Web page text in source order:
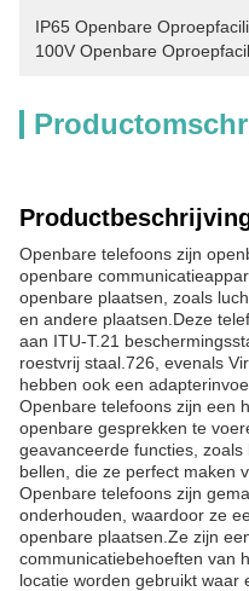
IP65 Openbare
100V Openbare
Openbare telefoons zijn
openbare
openbare plaatsen, zoals
en andere plaatsen.Deze
aan ITU-T.21
roestvrij staal.726, evenals
hebben ook een
Openbare telefoons zijn een
openbare gesprekken te
geavanceerde functies,
bellen, die ze perfect maken
Openbare telefoons zijn
onderhouden, waardoor ze
openbare plaatsen.Ze zijn
communicatiebehoeften van
locatie worden gebruikt waar